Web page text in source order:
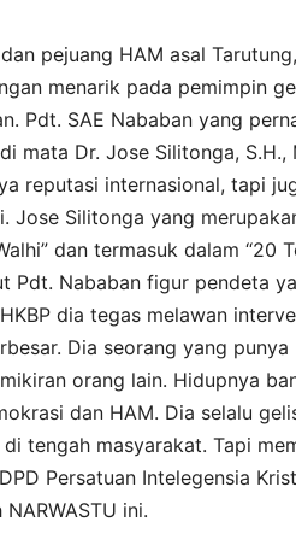
pejuang HAM asal
menarik pada pemimpin
Pdt. SAE Nababan yang
mata Dr. Jose Silitonga, S.H.,
reputasi internasional, tapi
Jose Silitonga yang
dan termasuk dalam “20
Pdt. Nababan figur pendeta
dia tegas melawan
Dia seorang yang
orang lain. Hidupnya
dan HAM. Dia selalu
tengah masyarakat. Tapi
Persatuan Intelegensia
ini.